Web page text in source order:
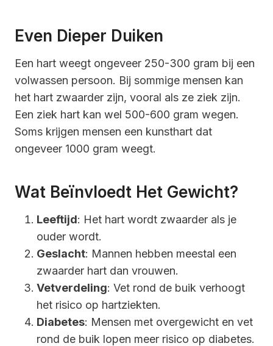
Even Dieper Duiken
Een hart weegt ongeveer 250-300 gram bij een
volwassen persoon. Bij sommige mensen kan
het hart zwaarder zijn, vooral als ze ziek zijn.
Een ziek hart kan wel 500-600 gram wegen.
Soms krijgen mensen een kunsthart dat
ongeveer 1000 gram weegt.
Wat Beïnvloedt Het Gewicht?
Leeftijd: Het hart wordt zwaarder als je
ouder wordt.
Geslacht: Mannen hebben meestal een
zwaarder hart dan vrouwen.
Vetverdeling: Vet rond de buik verhoogt
het risico op hartziekten.
Diabetes: Mensen met overgewicht en vet
rond de buik lopen meer risico op diabetes.